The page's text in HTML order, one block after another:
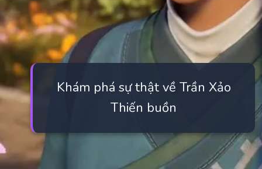
Khám phá sự thật về Trần Xảo
Thiến buồn